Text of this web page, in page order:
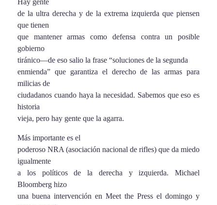
Hay gente
de la ultra derecha y de la extrema izquierda que piensen
que tienen
que mantener armas como defensa contra un posible
gobierno
tiránico—de eso salio la frase “soluciones de la segunda
enmienda” que garantiza el derecho de las armas para
milicias de
ciudadanos cuando haya la necesidad. Sabemos que eso es
historia
vieja, pero hay gente que la agarra.
Más importante es el
poderoso NRA (asociación nacional de rifles) que da miedo
igualmente
a los políticos de la derecha y izquierda. Michael
Bloomberg hizo
una buena intervención en Meet the Press el domingo y